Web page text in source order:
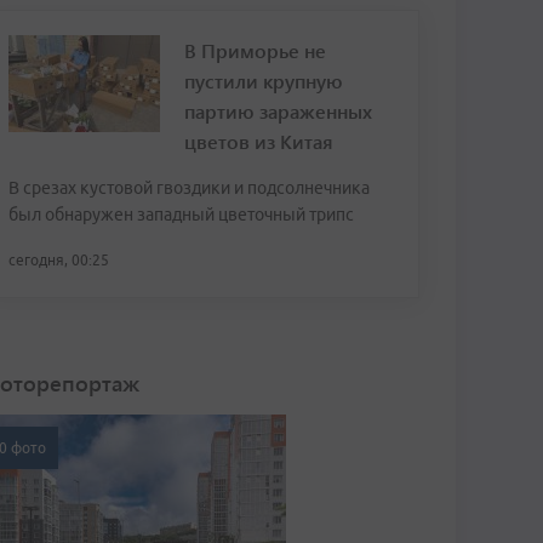
В Приморье не
пустили крупную
партию зараженных
цветов из Китая
В срезах кустовой гвоздики и подсолнечника
был обнаружен западный цветочный трипс
сегодня, 00:25
фото